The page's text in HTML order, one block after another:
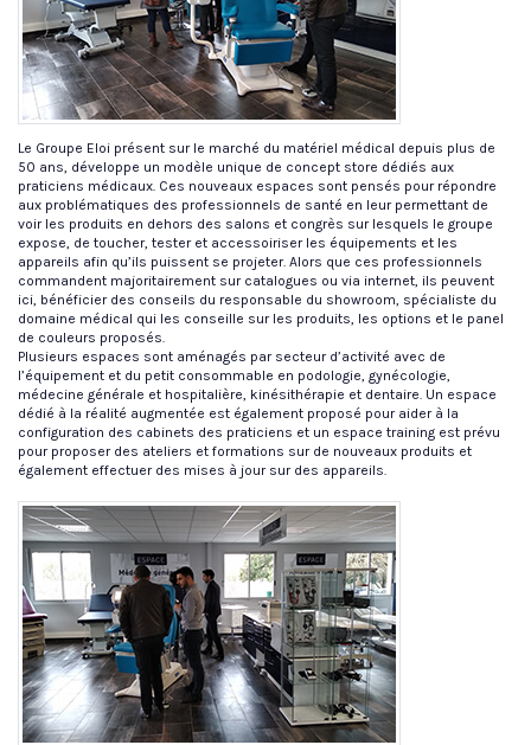
Le Groupe Eloi présent sur le marché du matériel médical depuis plus de
50 ans, développe un modèle unique de concept store dédiés aux
praticiens médicaux. Ces nouveaux espaces sont pensés pour répondre
aux problématiques des professionnels de santé en leur permettant de
voir les produits en dehors des salons et congrès sur lesquels le groupe
expose, de toucher, tester et accessoiriser les équipements et les
appareils afin qu’ils puissent se projeter. Alors que ces professionnels
commandent majoritairement sur catalogues ou via internet, ils peuvent
ici, bénéficier des conseils du responsable du showroom, spécialiste du
domaine médical qui les conseille sur les produits, les options et le panel
de couleurs proposés.
Plusieurs espaces sont aménagés par secteur d’activité avec de
l’équipement et du petit consommable en podologie, gynécologie,
médecine générale et hospitalière, kinésithérapie et dentaire. Un espace
dédié à la réalité augmentée est également proposé pour aider à la
configuration des cabinets des praticiens et un espace training est prévu
pour proposer des ateliers et formations sur de nouveaux produits et
également effectuer des mises à jour sur des appareils.